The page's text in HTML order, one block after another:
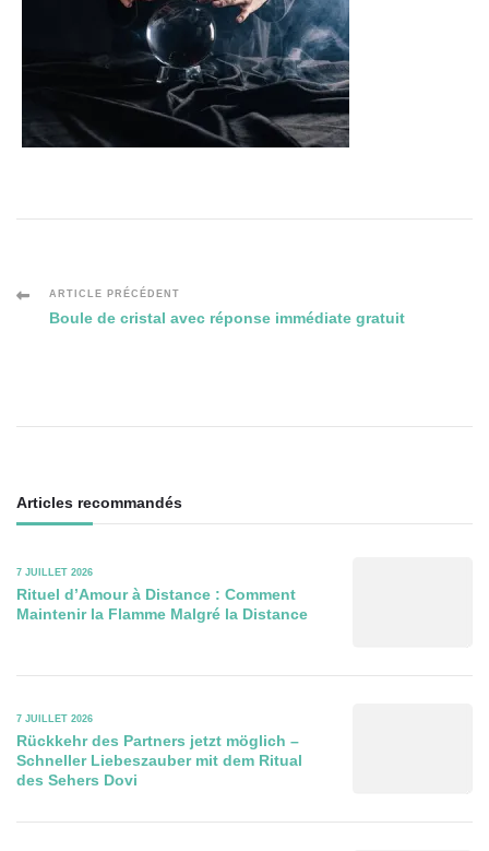
Navigation
ARTICLE PRÉCÉDENT
Boule de cristal avec réponse immédiate gratuit
Articles recommandés
7 JUILLET 2026
Rituel d’Amour à Distance : Comment
Maintenir la Flamme Malgré la Distance
7 JUILLET 2026
Rückkehr des Partners jetzt möglich –
Schneller Liebeszauber mit dem Ritual
des Sehers Dovi